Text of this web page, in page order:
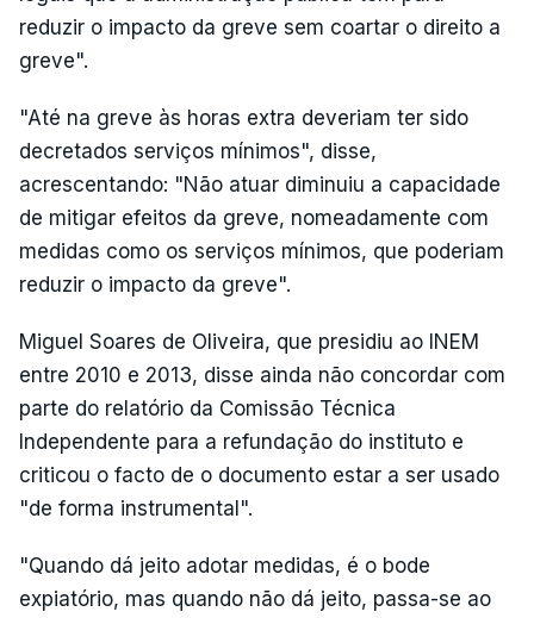
reduzir o impacto da greve sem coartar o direito a
greve".
"Até na greve às horas extra deveriam ter sido
decretados serviços mínimos", disse,
acrescentando: "Não atuar diminuiu a capacidade
de mitigar efeitos da greve, nomeadamente com
medidas como os serviços mínimos, que poderiam
reduzir o impacto da greve".
Miguel Soares de Oliveira, que presidiu ao INEM
entre 2010 e 2013, disse ainda não concordar com
parte do relatório da Comissão Técnica
Independente para a refundação do instituto e
criticou o facto de o documento estar a ser usado
"de forma instrumental".
"Quando dá jeito adotar medidas, é o bode
expiatório, mas quando não dá jeito, passa-se ao